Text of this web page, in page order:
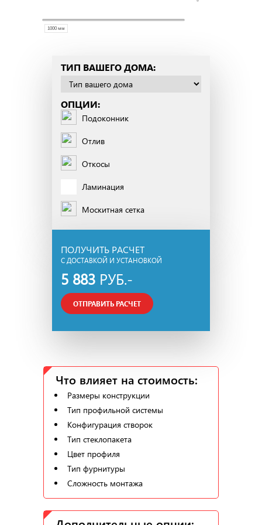
ТИП ВАШЕГО ДОМА:
ОПЦИИ:
Подоконник
Отлив
Откосы
Ламинация
Москитная сетка
ПОЛУЧИТЬ РАСЧЕТ
С ДОСТАВКОЙ И УСТАНОВКОЙ
5 883 РУБ.-
ОТПРАВИТЬ РАСЧЕТ
Что влияет на стоимость:
Размеры конструкции
Тип профильной системы
Конфигурация створок
Тип стеклопакета
Цвет профиля
Тип фурнитуры
Сложность монтажа